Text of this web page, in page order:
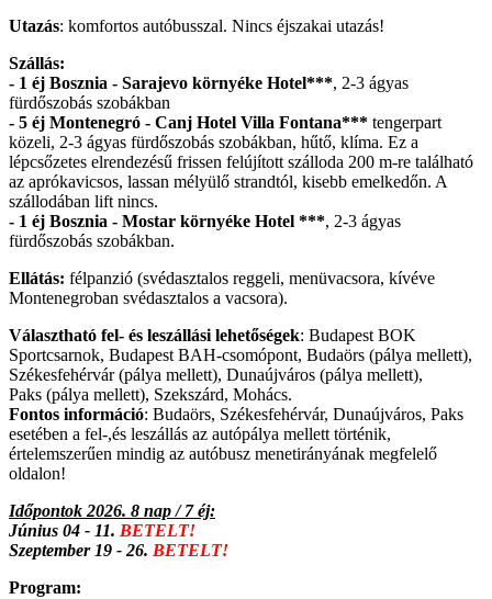
Utazás: komfortos autóbusszal. Nincs éjszakai utazás!
Szállás:
- 1 éj Bosznia - Sarajevo környéke Hotel***, 2-3 ágyas
fürdőszobás szobákban
- 5 éj Montenegró - Canj Hotel Villa Fontana*** tengerpart
közeli, 2-3 ágyas fürdőszobás szobákban, hűtő, klíma. Ez a
lépcsőzetes elrendezésű frissen felújított szálloda 200 m-re található
az aprókavicsos, lassan mélyülő strandtól, kisebb emelkedőn. A
szállodában lift nincs.
- 1 éj Bosznia - Mostar környéke Hotel ***, 2-3 ágyas
fürdőszobás szobákban.
Ellátás: félpanzió (svédasztalos reggeli, menüvacsora, kívéve
Montenegroban svédasztalos a vacsora).
Választható fel- és leszállási lehetőségek: Budapest BOK
Sportcsarnok, Budapest BAH-csomópont, Budaörs (pálya mellett),
Székesfehérvár (pálya mellett), Dunaújváros (pálya mellett),
Paks (pálya mellett), Szekszárd, Mohács.
Fontos információ: Budaörs, Székesfehérvár, Dunaújváros, Paks
esetében a fel-,és leszállás az autópálya mellett történik,
értelemszerűen mindig az autóbusz menetirányának megfelelő
oldalon!
Időpontok 2026. 8 nap / 7 éj:
Június 04 - 11. BETELT!
Szeptember 19 - 26. BETELT!
Program: